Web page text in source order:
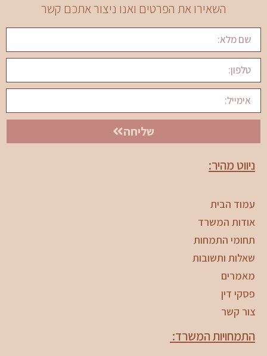
השאירו את הפרטים ואנו ניצור אתכם קשר
שליחה
ניווט מהיר:
עמוד הבית
אודות המשרד
תחומי התמחות
שאלות ותשובות
מאמרים
פסקי דין
צור קשר
התמחויות המשרד: